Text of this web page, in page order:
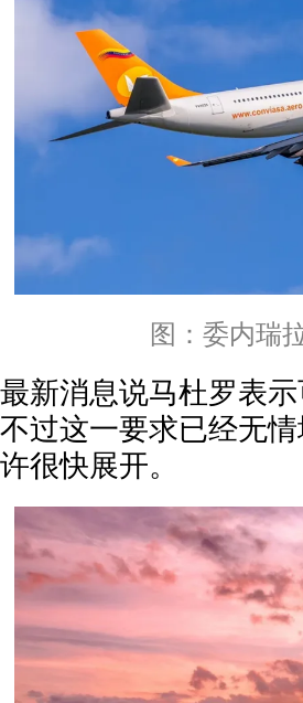
图：委内瑞
最新消息说马杜罗表
不过这一要求已经无
许很快展开。